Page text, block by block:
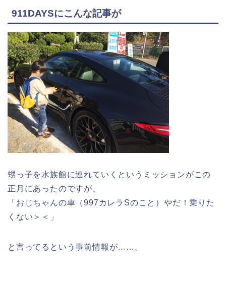
911DAYSにこんな記事が
甥っ子を水族館に連れていくというミッションがこの
正月にあったのですが、
「おじちゃんの車（997カレラSのこと）やだ！乗りた
くない＞＜」
と言ってるという事前情報が……。